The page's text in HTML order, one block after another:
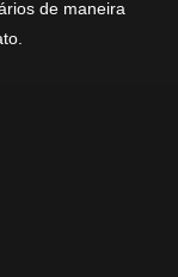
de maneira